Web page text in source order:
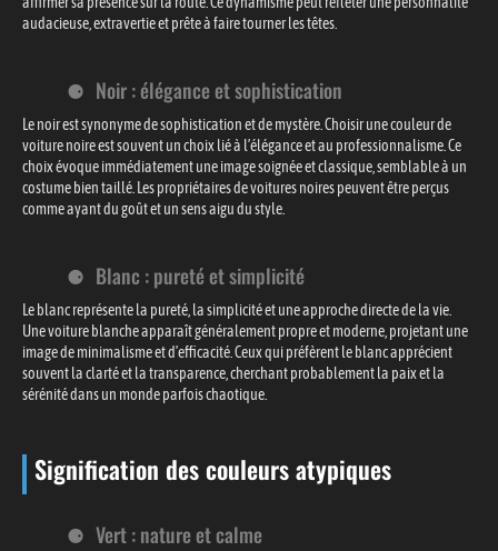
audacieuse, extravertie et prête à faire tourner les têtes.
Noir : élégance et sophistication
Le noir est synonyme de sophistication et de mystère. Choisir une couleur de
voiture noire est souvent un choix lié à l’élégance et au professionnalisme. Ce
choix évoque immédiatement une image soignée et classique, semblable à un
costume bien taillé. Les propriétaires de voitures noires peuvent être perçus
comme ayant du goût et un sens aigu du style.
Blanc : pureté et simplicité
Le blanc représente la pureté, la simplicité et une approche directe de la vie.
Une voiture blanche apparaît généralement propre et moderne, projetant une
image de minimalisme et d’efficacité. Ceux qui préfèrent le blanc apprécient
souvent la clarté et la transparence, cherchant probablement la paix et la
sérénité dans un monde parfois chaotique.
Signification des couleurs atypiques
Vert : nature et calme